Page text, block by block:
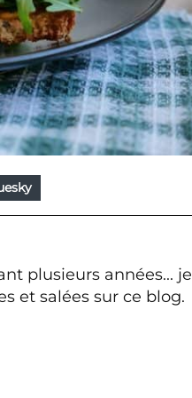
plusieurs années... je
et salées sur ce blog.